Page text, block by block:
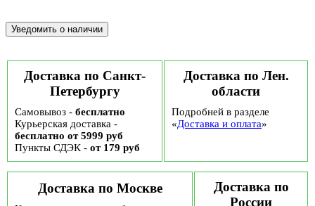
Доставка по Санкт-
Петербургу
Самовывоз - бесплатно
Курьерская доставка -
бесплатно от 5999 руб
Пункты СДЭК - от 179 руб
Доставка по Лен.
области
Подробней в разделе
«Доставка и оплата»
Доставка по Москве
Доставка по
России